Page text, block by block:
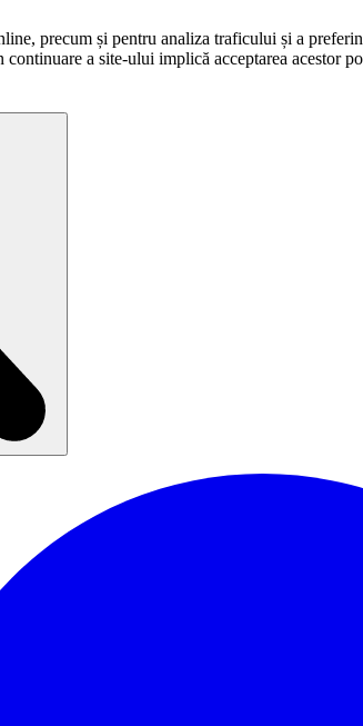
precum și pentru analiza traficului și a
continuare a site-ului implică acceptarea acestor